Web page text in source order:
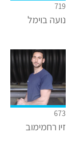
719
נועה בוימל
673
זיו רחמימוב